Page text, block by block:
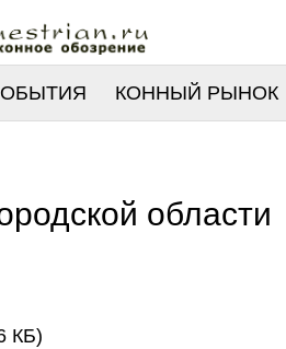
КОННЫЙ РЫНОК
области
КБ)